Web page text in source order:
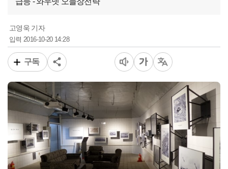
고영욱 기자
입력2016-10-20 14:28
구독